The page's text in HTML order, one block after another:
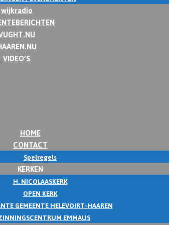
wijkradio
VIDEO’S
HOME
CONTACT
Spelregels
KERKEN
H. NICOLAASKERK
OPEN KERK
GEMEENTE HELEVOIRT-HAAREN
EMMAUS